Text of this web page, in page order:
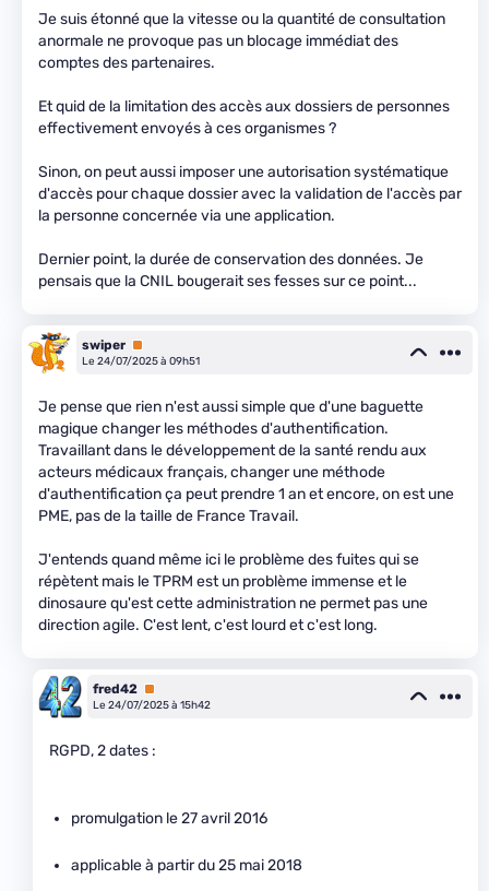
Je suis étonné que la vitesse ou la quantité de consultation
anormale ne provoque pas un blocage immédiat des
comptes des partenaires.
Et quid de la limitation des accès aux dossiers de personnes
effectivement envoyés à ces organismes ?
Sinon, on peut aussi imposer une autorisation systématique
d'accès pour chaque dossier avec la validation de l'accès par
la personne concernée via une application.
Dernier point, la durée de conservation des données. Je
pensais que la CNIL bougerait ses fesses sur ce point...
swiper Premium
Le 24/07/2025 à 09h51
Je pense que rien n'est aussi simple que d'une baguette
magique changer les méthodes d'authentification.
Travaillant dans le développement de la santé rendu aux
acteurs médicaux français, changer une méthode
d'authentification ça peut prendre 1 an et encore, on est une
PME, pas de la taille de France Travail.
J'entends quand même ici le problème des fuites qui se
répètent mais le TPRM est un problème immense et le
dinosaure qu'est cette administration ne permet pas une
direction agile. C'est lent, c'est lourd et c'est long.
fred42 Premium
Le 24/07/2025 à 15h42
RGPD, 2 dates :
promulgation le 27 avril 2016
applicable à partir du 25 mai 2018